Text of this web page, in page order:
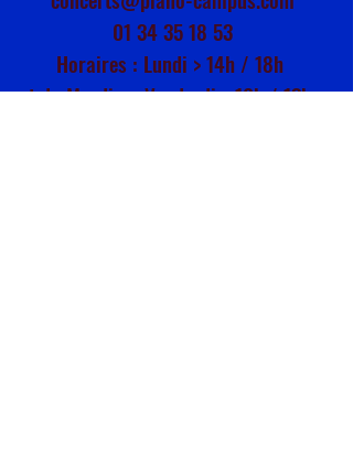
01 34 35 18 53
Horaires : Lundi > 14h / 18h
et du Mardi au Vendredi > 10h / 13h -